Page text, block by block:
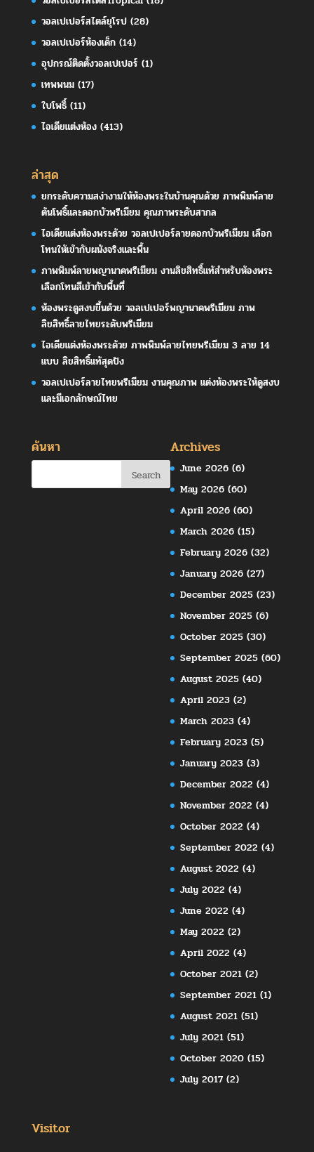
วอลเปเปอร์สไตล์ยุโรป(28)
วอลเปเปอร์ห้องเด็ก(14)
อุปกรณ์ติดตั้งวอลเปเปอร์ (1)
เทพพนม(17)
ใบโพธิ์(11)
ไอเดียแต่งห้อง(413)
ล่าสุด
ยกระดับความสง่างามให้ห้องพระในบ้านคุณด้วย ภาพพิมพ์ลาย
ต้นโพธิ์และดอกบัวพรีเมียม คุณภาพระดับสากล
ไอเดียแต่งห้องพระด้วย วอลเปเปอร์ลายดอกบัวพรีเมียม เลือก
โทนให้เข้ากับผนังจริงและพื้น
ภาพพิมพ์ลายพญานาคพรีเมียม งานลิขสิทธิ์แท้สำหรับห้องพระ
เลือกโทนสีเข้ากับพื้นที่
ห้องพระดูสงบขึ้นด้วย วอลเปเปอร์พญานาคพรีเมียม ภาพ
ลิขสิทธิ์ลายไทยระดับพรีเมียม
ไอเดียแต่งห้องพระด้วย ภาพพิมพ์ลายไทยพรีเมียม 3 ลาย 14
แบบ ลิขสิทธิ์แท้สุดปัง
วอลเปเปอร์ลายไทยพรีเมียม งานคุณภาพ แต่งห้องพระให้ดูสงบ
และมีเอกลักษณ์ไทย
ค้นหา Archives
June 2026 (6)
May 2026 (60)
April 2026 (60)
March 2026 (15)
February 2026 (32)
January 2026 (27)
December 2025 (23)
November 2025 (6)
October 2025 (30)
September 2025 (60)
August 2025 (40)
April 2023 (2)
March 2023 (4)
February 2023 (5)
January 2023 (3)
December 2022 (4)
November 2022 (4)
October 2022 (4)
September 2022 (4)
August 2022 (4)
July 2022 (4)
June 2022 (4)
May 2022 (2)
April 2022 (4)
October 2021 (2)
September 2021 (1)
August 2021 (51)
July 2021 (51)
October 2020 (15)
July 2017 (2)
Visitor